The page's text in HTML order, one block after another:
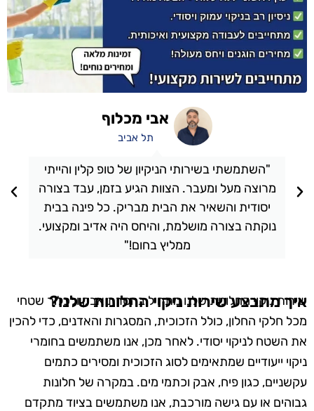
"השתמשתי בשירותי הניקיון של טופ קלין והייתי
מרוצה מעל ומעבר. הצוות הגיע בזמן, עבד בצורה
יסודית והשאיר את הבית מבריק. כל פינה בבית
נוקתה בצורה מושלמת, והיחס היה אדיב ומקצועי.
ממליץ בחום!"
אבי מכלוף
תל אביב
איך מתבצע שירות ניקוי החלונות שלנו?
שירות ניקוי החלונות שלנו מתחיל בהסרת אבק ולכלוך שטחי
מכל חלקי החלון, כולל הזכוכית, המסגרות והאדנים, כדי להכין
את השטח לניקוי יסודי. לאחר מכן, אנו משתמשים בחומרי
ניקוי ייעודיים שמתאימים לסוג הזכוכית ומסירים כתמים
עקשניים, כגון פיח, אבק וכתמי מים. במקרה של חלונות
גבוהים או עם גישה מורכבת, אנו משתמשים בציוד מתקדם